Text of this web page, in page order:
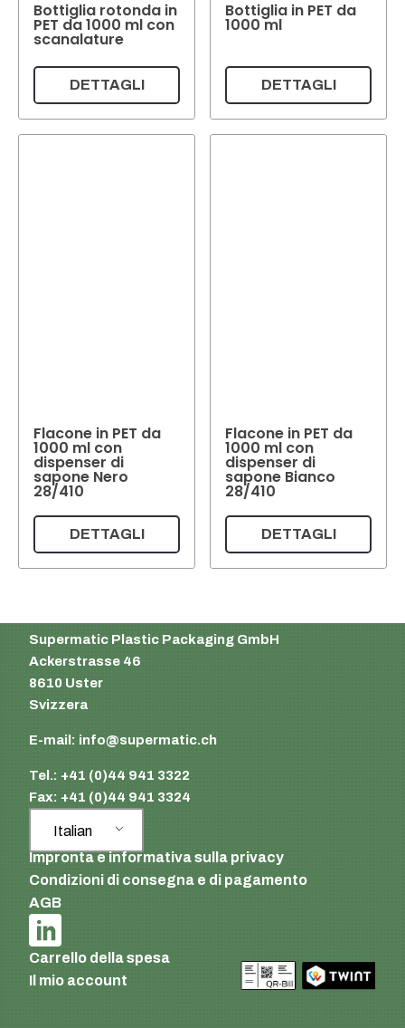
Bottiglia rotonda in
PET da 1000 ml con
scanalature
DETTAGLI
Bottiglia in PET da
1000 ml
DETTAGLI
Flacone in PET da
1000 ml con
dispenser di
sapone Nero
28/410
DETTAGLI
Flacone in PET da
1000 ml con
dispenser di
sapone Bianco
28/410
DETTAGLI
Supermatic Plastic Packaging GmbH
Ackerstrasse 46
8610 Uster
Svizzera
E-mail: info@supermatic.ch
Tel.: +41 (0)44 941 3322
Fax: +41 (0)44 941 3324
Italian
Impronta e informativa sulla privacy
Condizioni di consegna e di pagamento
AGB
Carrello della spesa
Il mio account